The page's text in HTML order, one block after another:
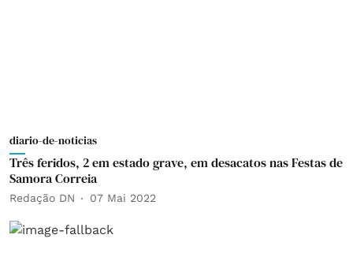
diario-de-noticias
Três feridos, 2 em estado grave, em desacatos nas Festas de
Samora Correia
Redação DN 07 Mai 2022